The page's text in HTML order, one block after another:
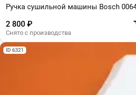
Ручка сушильной машины Bosch
2 800 ₽
Снято с производства
ID 6321